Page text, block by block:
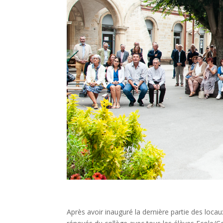
Après avoir inauguré la dernière partie des